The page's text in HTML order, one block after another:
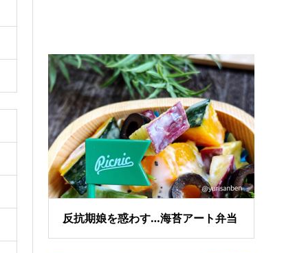
反抗期娘を惑わす…海苔アート弁当